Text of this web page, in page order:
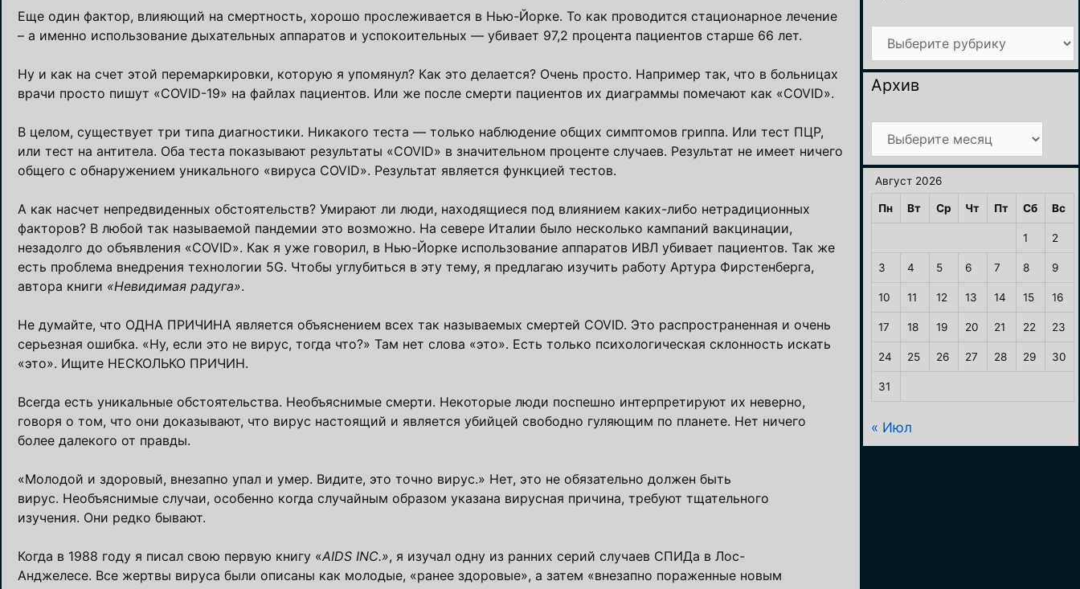
Еще один фактор, влияющий на смертность, хорошо прослеживается в Нью-Йорке. То как проводится стационарное лечение
– а именно использование дыхательных аппаратов и успокоительных — убивает 97,2 процента пациентов старше 66 лет.
Ну и как на счет этой перемаркировки, которую я упомянул? Как это делается? Очень просто. Например так, что в больницах
врачи просто пишут «COVID-19» на файлах пациентов. Или же после смерти пациентов их диаграммы помечают как «COVID».
В целом, существует три типа диагностики. Никакого теста — только наблюдение общих симптомов гриппа. Или тест ПЦР,
или тест на антитела. Оба теста показывают результаты «COVID» в значительном проценте случаев. Результат не имеет ничего
общего с обнаружением уникального «вируса COVID». Результат является функцией тестов.
А как насчет непредвиденных обстоятельств? Умирают ли люди, находящиеся под влиянием каких-либо нетрадиционных
факторов? В любой так называемой пандемии это возможно. На севере Италии было несколько кампаний вакцинации,
незадолго до объявления «COVID». Как я уже говорил, в Нью-Йорке использование аппаратов ИВЛ убивает пациентов. Так же
есть проблема внедрения технологии 5G. Чтобы углубиться в эту тему, я предлагаю изучить работу Артура Фирстенберга,
автора книги «Невидимая радуга».
Не думайте, что ОДНА ПРИЧИНА является объяснением всех так называемых смертей COVID. Это распространенная и очень
серьезная ошибка. «Ну, если это не вирус, тогда что?» Там нет слова «это». Есть только психологическая склонность искать
«это». Ищите НЕСКОЛЬКО ПРИЧИН.
Всегда есть уникальные обстоятельства. Необъяснимые смерти. Некоторые люди поспешно интерпретируют их неверно,
говоря о том, что они доказывают, что вирус настоящий и является убийцей свободно гуляющим по планете. Нет ничего
более далекого от правды.
«Молодой и здоровый, внезапно упал и умер. Видите, это точно вирус.» Нет, это не обязательно должен быть
вирус. Необъяснимые случаи, особенно когда случайным образом указана вирусная причина, требуют тщательного
изучения. Они редко бывают.
Когда в 1988 году я писал свою первую книгу «AIDS INC.», я изучал одну из ранних серий случаев СПИДа в Лос-
Анджелесе. Все жертвы вируса были описаны как молодые, «ранее здоровые», а затем «внезапно пораженные новым
Рубрики
Архив
Архив
Август 2026
Пн Вт Ср Чт Пт Сб Вс
1 2
3 4 5 6 7 8 9
10 11 12 13 14 15 16
17 18 19 20 21 22 23
24 25 26 27 28 29 30
31
« Июл